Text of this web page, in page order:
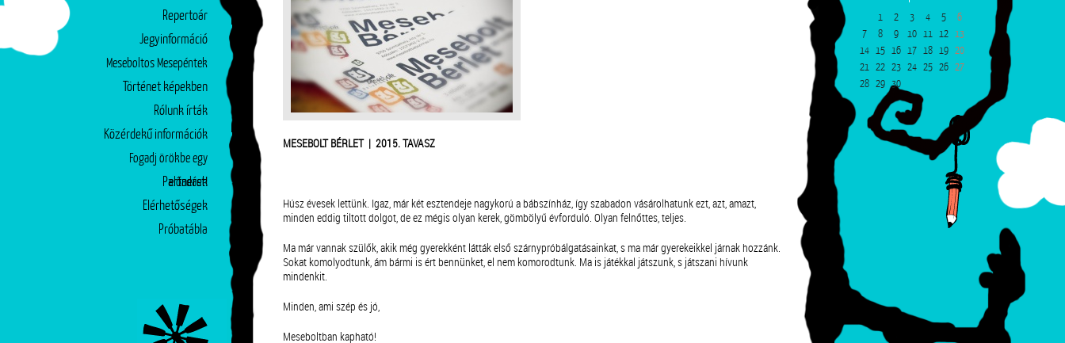
Repertoár
Jegyinformáció
Meseboltos Mesepéntek
Történet képekben
Rólunk írták
Közérdekű információk
Fogadj örökbe egy
előadást!
Partnerek
Elérhetőségek
Próbatábla
MESEBOLT BÉRLET | 2015. TAVASZ
Húsz évesek lettünk. Igaz, már két esztendeje nagykorú a bábszínház, így szabadon vásárolhatunk ezt, azt, amazt,
minden eddig tiltott dolgot, de ez mégis olyan kerek, gömbölyű évforduló. Olyan felnőttes, teljes.
Ma már vannak szülők, akik még gyerekként látták első szárnypróbálgatásainkat, s ma már gyerekeikkel járnak hozzánk.
Sokat komolyodtunk, ám bármi is ért bennünket, el nem komorodtunk. Ma is játékkal játszunk, s játszani hívunk
mindenkit.
Minden, ami szép és jó,
Meseboltban kapható!
1 2 3 4 5
6
7
8 9 10 11 12
13
14
15 16 17 18 19
20
21
22 23 24 25 26
27
28
29 30